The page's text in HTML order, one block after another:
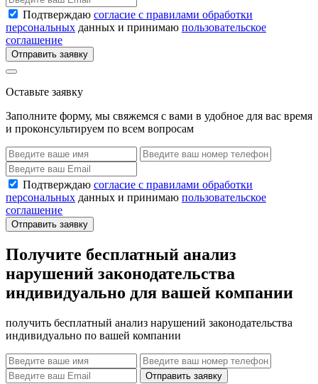
Подтверждаю согласие с правилами обработки
персональных данных и принимаю пользовательское
соглашение
Отправить заявку
Оставьте заявку
Заполните форму, мы свяжемся с вами в удобное для вас время
и проконсультируем по всем вопросам
Подтверждаю согласие с правилами обработки
персональных данных и принимаю пользовательское
соглашение
Отправить заявку
Получите бесплатный анализ
нарушений законодательства
индивидуально для вашей компании
получить бесплатный анализ нарушений законодательства
индивидуально по вашей компании
Отправить заявку